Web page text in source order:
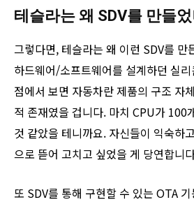
테슬라는 왜 SDV를 만들
그렇다면, 테슬라는 왜 이런 SDV를 만
하드웨어/소프트웨어를 설계하던 실
점에서 보면 자동차란 제품의 구조 자
적 존재였을 겁니다. 마치 CPU가 100
것 같았을 테니까요. 자신들이 익숙하
으로 뜯어 고치고 싶었을 게 당연합니
또 SDV를 통해 구현할 수 있는 OTA